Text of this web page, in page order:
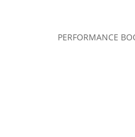
PERFORMANCE